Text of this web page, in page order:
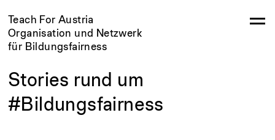
Teach For Austria
Organisation und Netzwerk
für Bildungsfairness
Stories rund um
#Bildungsfairness